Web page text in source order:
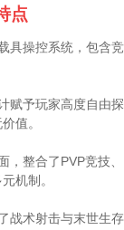
点
具操控系统，包含
赋予玩家高度自由
值。
，整合了PVP竞技
机制。
战术射击与末世生